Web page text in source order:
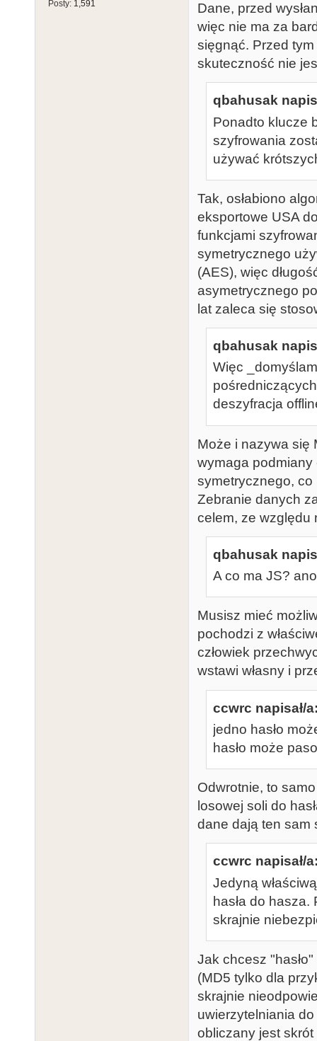
Posty: 1,591
Dane, przed
więc nie ma za
sięgnąć. Przed
skuteczność nie
qbahusak
Ponadto klucze
szyfrowania
używać
Tak, osłabiono
eksportowe USA
funkcjami
symetrycznego
(AES), więc
asymetrycznego
lat zaleca się
qbahusak
Więc
deszyfracja
Może i nazywa się
wymaga
symetrycznego, co
Zebranie danych
celem, ze względu
qbahusak
A co ma JS?
Musisz mieć
pochodzi z
człowiek
wstawi własny i
ccwrc napisał/
jedno hasło
hasło może
Odwrotnie, to
losowej soli do
dane dają ten sam
ccwrc napisał/
Jedyną
hasła do hasza.
skrajnie
Jak chcesz
(MD5 tylko dla
skrajnie
uwierzytelniania
obliczany jest